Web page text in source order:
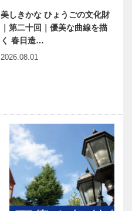
美しきかな ひょうごの文化財
｜第二十回｜優美な曲線を描
く 春日造…
2026.08.01